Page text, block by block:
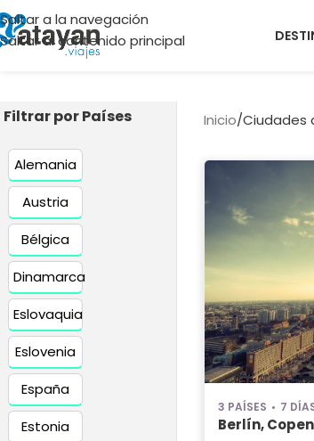
Saltar a la navegación
Saltar al contenido principal
Filtrar por Países
Alemania
Austria
Bélgica
Dinamarca
Eslovaquia
Eslovenia
España
Estonia
Inicio/Ciudades
3 PAÍSES 7
Berlín,